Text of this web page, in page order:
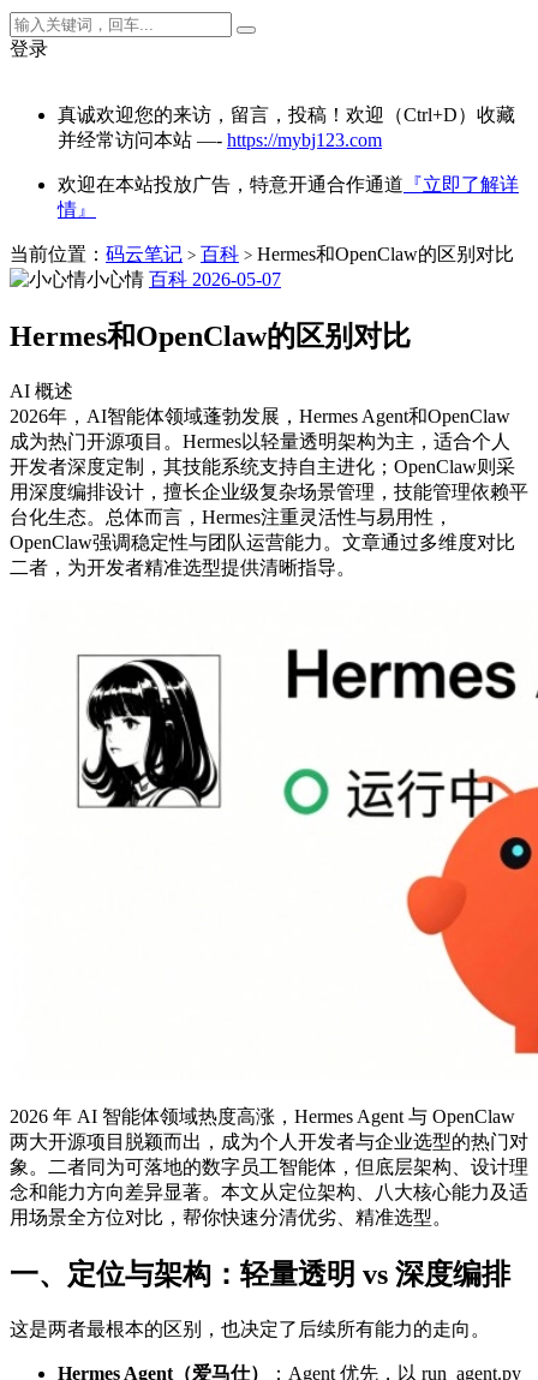
登录
真诚欢迎您的来访，留言，投稿！欢迎（Ctrl+D）收藏
并经常访问本站 —- https://mybj123.com
欢迎在本站投放广告，特意开通合作通道 『立即了解详
情』
当前位置： 码云笔记 > 百科 > Hermes和OpenClaw的区别对比
小心情 百科 2026-05-07
Hermes和OpenClaw的区别对比
AI 概述
2026年，AI智能体领域蓬勃发展，Hermes Agent和OpenClaw
成为热门开源项目。Hermes以轻量透明架构为主，适合个人
开发者深度定制，其技能系统支持自主进化；OpenClaw则采
用深度编排设计，擅长企业级复杂场景管理，技能管理依赖平
台化生态。总体而言，Hermes注重灵活性与易用性，
OpenClaw强调稳定性与团队运营能力。文章通过多维度对比
二者，为开发者精准选型提供清晰指导。
2026 年 AI 智能体领域热度高涨，Hermes Agent 与 OpenClaw
两大开源项目脱颖而出，成为个人开发者与企业选型的热门对
象。二者同为可落地的数字员工智能体，但底层架构、设计理
念和能力方向差异显著。本文从定位架构、八大核心能力及适
用场景全方位对比，帮你快速分清优劣、精准选型。
一、定位与架构：轻量透明 vs 深度编排
这是两者最根本的区别，也决定了后续所有能力的走向。
Hermes Agent（爱马仕）
：Agent 优先，以 run_agent.py